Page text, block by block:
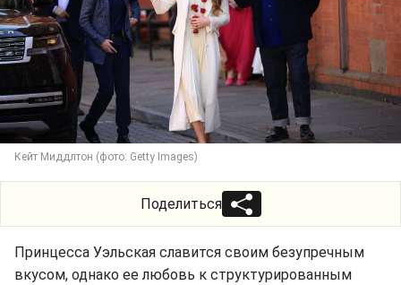
Кейт Миддлтон (фото: Getty Images)
Поделиться
Принцесса Уэльская славится своим безупречным
вкусом, однако ее любовь к структурированным